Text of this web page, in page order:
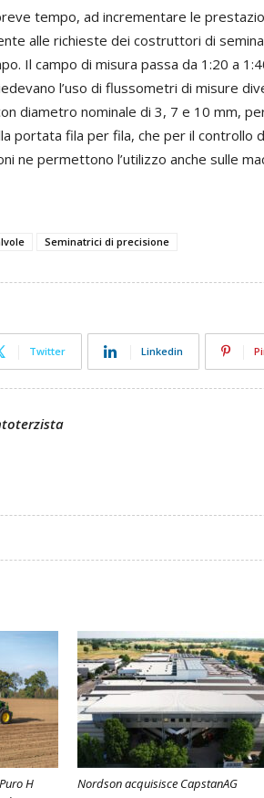
tempo, ad incrementare le
alle richieste dei costruttori di
Il campo di misura passa da 1:20 a
l’uso di flussometri di misure
diametro nominale di 3, 7 e 10 mm,
portata fila per fila, che per il controllo
ne permettono l’utilizzo anche sulle
Seminatrici di precisione
Twitter Linkedin
H
Nordson acquisisce CapstanAG